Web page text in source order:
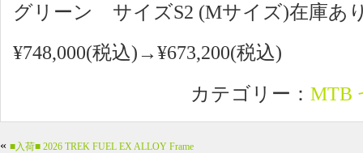
グリーン サイズS2 (Mサイズ)在庫あ
¥748,000(税込)→¥673,200(税込)
カテゴリー： MTB
« ■入荷■ 2026 TREK FUEL EX ALLOY Frame